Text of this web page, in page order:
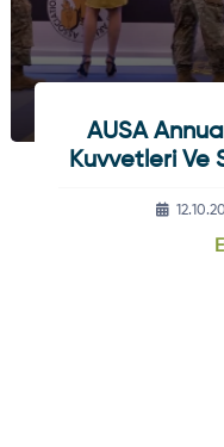
AUSA
Kuvvetleri Ve